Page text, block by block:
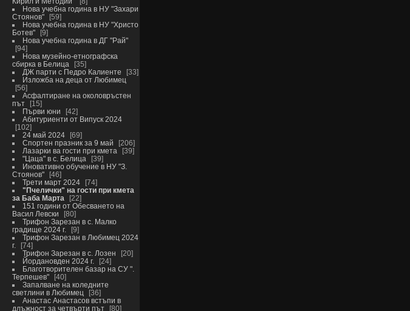
Нова учебна година в НУ "Захари
Стоянов"
59
Нова учебна година в НУ "Христо
Ботев"
9
Нова учебна година в ДГ "Рай"
94
Нова музейно-етнографска
сбирка в Белица
35
ДЖ парти с Педро Калиенте
33
Изложба на деца от Любимец
56
Асфалтиране на околовръстен
път
15
Първи юни
42
Абитуриенти от Випуск 2024
102
24 май 2024
69
Спортен празник за 9 май
206
Лазарки ва гости при кмета
39
"Цаца" в с. Белица
39
Иновативно обучение в НУ "З.
Стоянов"
46
Трети март 2024
74
"Пчелички" на гости при кмета
за Баба Марта
22
151 години от Обесването на
Васил Левски
80
Трифон Зарезан в с. Малко
градище 2024 г.
9
Трифон Зарезан в Любимец 2024
г.
74
Трифон Зарезан в с. Лозен
20
Йордановден 2024 г.
24
Благотворителен базар на СУ ".
Терпешев"
40
Запалване на коледните
светлини в Любимец
36
Анастас Анастасов встъпи в
длъжност за четвърти път
80